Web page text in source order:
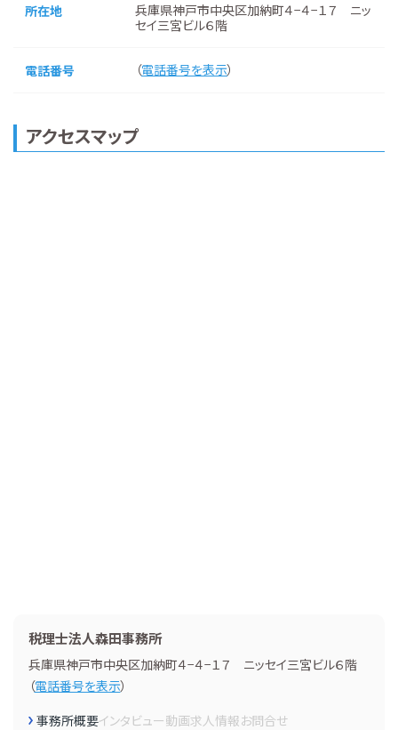
所在地
兵庫県神戸市中央区加納町４−４−１７ ニッ
セイ三宮ビル６階
電話番号 （電話番号を表示）
アクセスマップ
税理士法人森田事務所
兵庫県神戸市中央区加納町４−４−１７ ニッセイ三宮ビル６階
（電話番号を表示）
事務所概要インタビュー動画求人情報お問合せ